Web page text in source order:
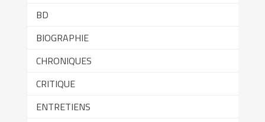
BD
BIOGRAPHIE
CHRONIQUES
CRITIQUE
ENTRETIENS